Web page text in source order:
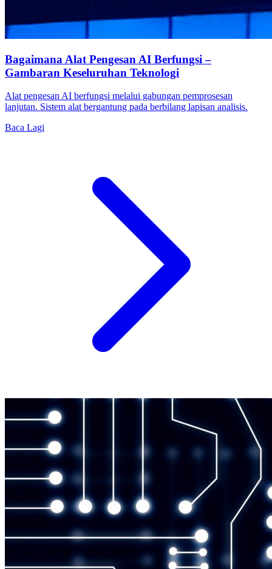
Bagaimana Alat Pengesan AI Berfungsi –
Gambaran Keseluruhan Teknologi
Alat pengesan AI berfungsi melalui gabungan pemprosesan
lanjutan. Sistem alat bergantung pada berbilang lapisan analisis.
Baca Lagi